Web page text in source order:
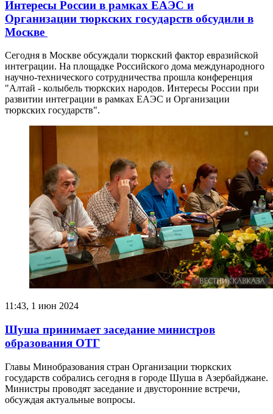
Интересы России в рамках ЕАЭС и
Организации тюркских государств обсудили в
Москве
Сегодня в Москве обсуждали тюркский фактор евразийской
интеграции. На площадке Российского дома международного
научно-технического сотрудничества прошла конференция
"Алтай - колыбель тюркских народов. Интересы России при
развитии интеграции в рамках ЕАЭС и Организации
тюркских государств".
11:43, 1 июн 2024
Шуша принимает заседание министров
образования ОТГ
Главы Минобразования стран Организации тюркских
государств собрались сегодня в городе Шуша в Азербайджане.
Министры проводят заседание и двусторонние встречи,
обсуждая актуальные вопросы.